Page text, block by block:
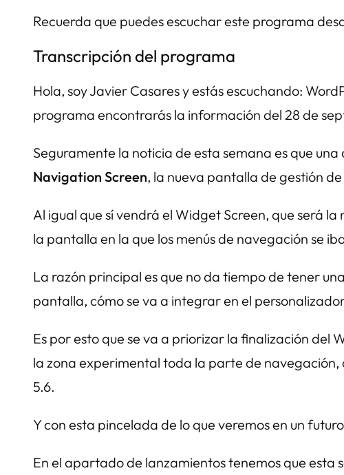
Recuerda que puedes escuchar este programa
Transcripción del programa
Hola, soy Javier Casares y estás escuchando:
programa encontrarás la información del 28 de
Seguramente la noticia de esta semana es que
Navigation Screen, la nueva pantalla de gestión
Al igual que sí vendrá el Widget Screen, que será
la pantalla en la que los menús de navegación se
La razón principal es que no da tiempo de tener
pantalla, cómo se va a integrar en el
Es por esto que se va a priorizar la finalización del
la zona experimental toda la parte de navegación,
5.6.
Y con esta pincelada de lo que veremos en un
En el apartado de lanzamientos tenemos que esta